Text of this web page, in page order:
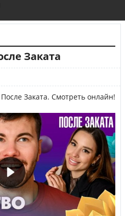
Заката
Заката. Смотреть онлайн!